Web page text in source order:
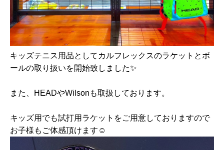
キッズテニス用品としてカルフレックスのラケットとボ
ールの取り扱いを開始致しました✨⁡
⁡また、HEADやWilsonも取扱しております。⁡
⁡キッズ用でも試打用ラケットをご用意しておりますので
お子様もご体感頂けます☺️